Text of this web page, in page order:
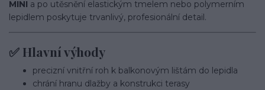
MINI a po utěsnění elastickým tmelem nebo polymerním
lepidlem poskytuje trvanlivý, profesionální detail.
✅ Hlavní výhody
precizní vnitřní roh k balkonovým lištám do lepidla
chrání hranu dlažby a konstrukci terasy